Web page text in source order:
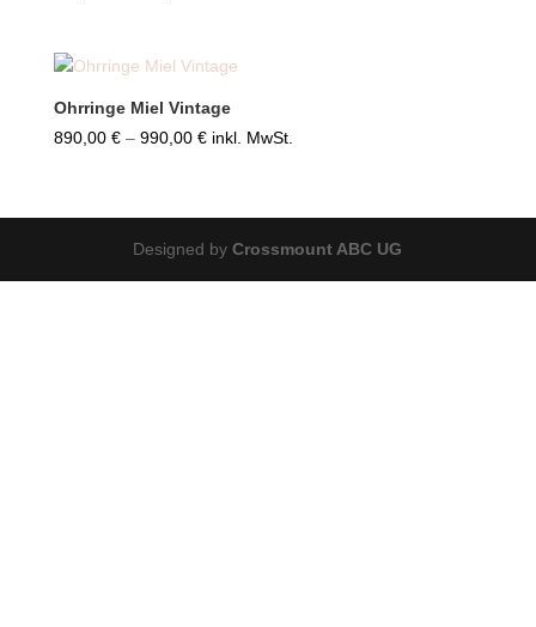
990,00 €
Ohrringe Miel Vintage
890,00 € – 990,00 €Preisspanne:
990,00 €
inkl. MwSt.
Designed byCrossmount ABC UG